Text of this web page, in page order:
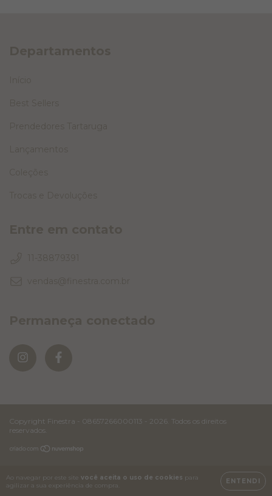
Ao navegar por este site você aceita o uso de cookies para
agilizar a sua experiência de compra.
ENTENDI
Copyright Finestra - 08657266000113 - 2026. Todos os direitos
reservados.